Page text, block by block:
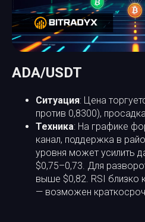
ADA/USDT
Ситуация: Цена
против 0,8300),
Техника: На графике
канал, поддержка в
уровня может усилить
$0,75–0,73. Для
выше $0,82. RSI близко
— возможен